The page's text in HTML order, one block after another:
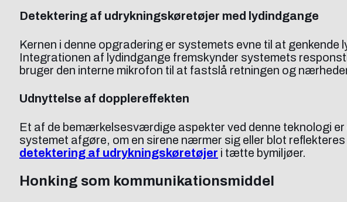
Detektering af udrykningskøretøjer med lydindgange
Kernen i denne opgradering er systemets evne til at
Integrationen af lydindgange fremskynder systemets
bruger den interne mikrofon til at fastslå retningen og
Udnyttelse af dopplereffekten
Et af de bemærkelsesværdige aspekter ved denne teknologi
systemet afgøre, om en sirene nærmer sig eller blot
detektering af udrykningskøretøjer i tætte bymiljøer.
Honking som kommunikationsmiddel